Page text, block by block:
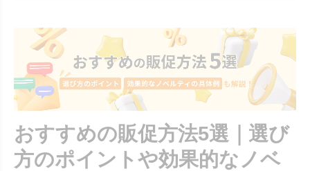
おすすめの販促方法5選｜選び
方のポイントや効果的なノベ